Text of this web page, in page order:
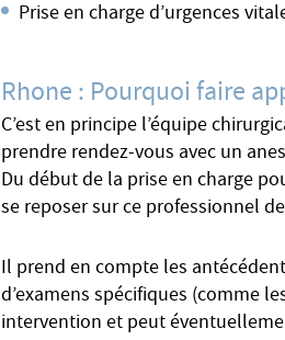
Prise en charge d’urgences
Rhone : Pourquoi faire
C’est en principe l’équipe
prendre rendez-vous avec un
Du début de la prise en charge
se reposer sur ce professionnel
Il prend en compte les
d’examens spécifiques (comme
intervention et peut